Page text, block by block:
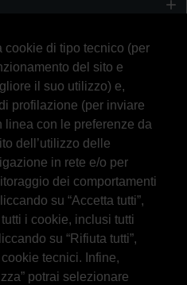
cookie di tipo tecnico (per
del sito e
il suo utilizzo) e,
profilazione (per inviare
con le preferenze da
dell’utilizzo delle
in rete e/o per
dei comportamenti
su “Accetta tutti”,
i cookie, inclusi tutti
su “Rifiuta tutti”,
tecnici. Infine,
potrai selezionare